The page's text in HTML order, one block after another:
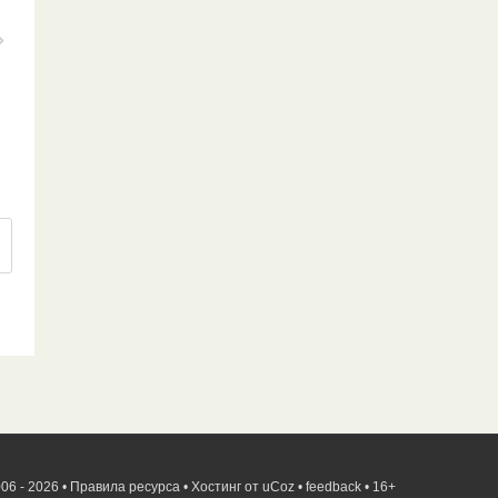
- 2026 • Правила ресурса • Хостинг от uCoz • feedback • 16+